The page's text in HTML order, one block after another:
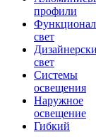
профили
свет
свет
Системы
освещения
Наружное
освещение
Гибкий